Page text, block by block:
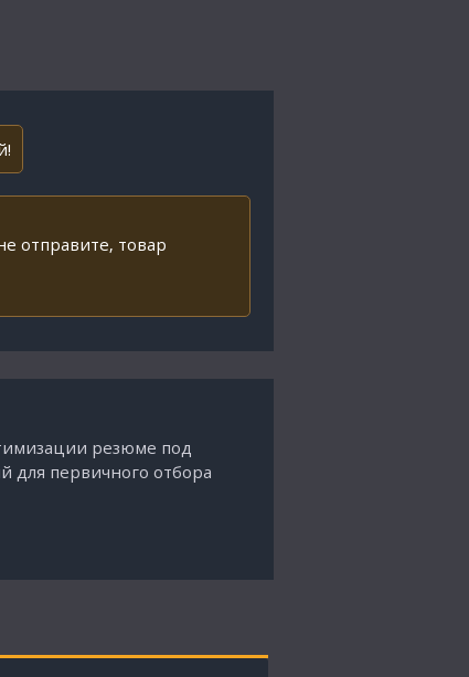
отправите, товар
резюме под
для первичного отбора